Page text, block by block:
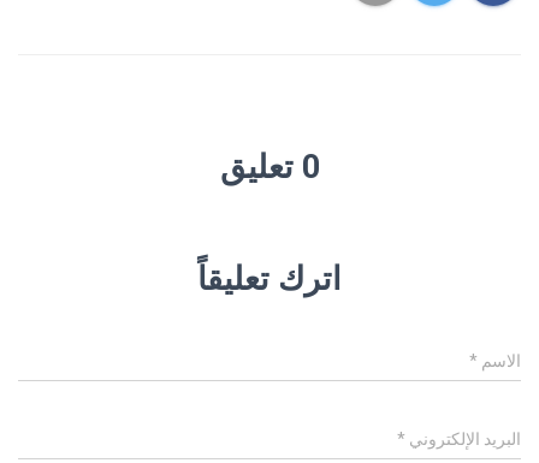
0 تعليق
اترك تعليقاً
الاسم *
البريد الإلكتروني *